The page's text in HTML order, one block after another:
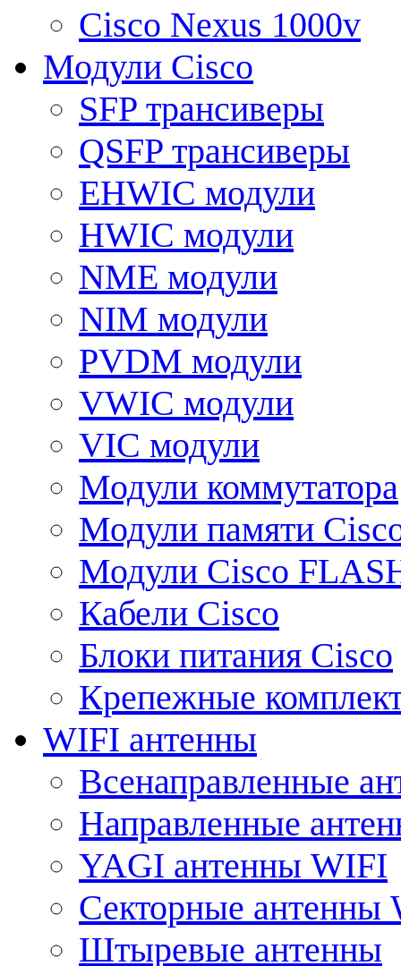
Cisco Nexus 1000v
Модули Cisco
SFP трансиверы
QSFP трансиверы
EHWIC модули
HWIC модули
NME модули
NIM модули
PVDM модули
VWIC модули
VIC модули
Модули коммутатора
Модули памяти
Модули Cisco
Кабели Cisco
Блоки питания Cisco
Крепежные
WIFI антенны
Всенаправленные
Направленные
YAGI антенны WIFI
Секторные антенны
Штыревые антенны